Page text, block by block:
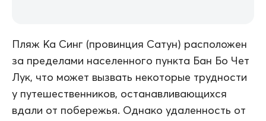
Пляж Ка Синг (провинция Сатун) расположен
за пределами населенного пункта Бан Бо Чет
Лук, что может вызвать некоторые трудности
у путешественников, останавливающихся
вдали от побережья. Однако удаленность от